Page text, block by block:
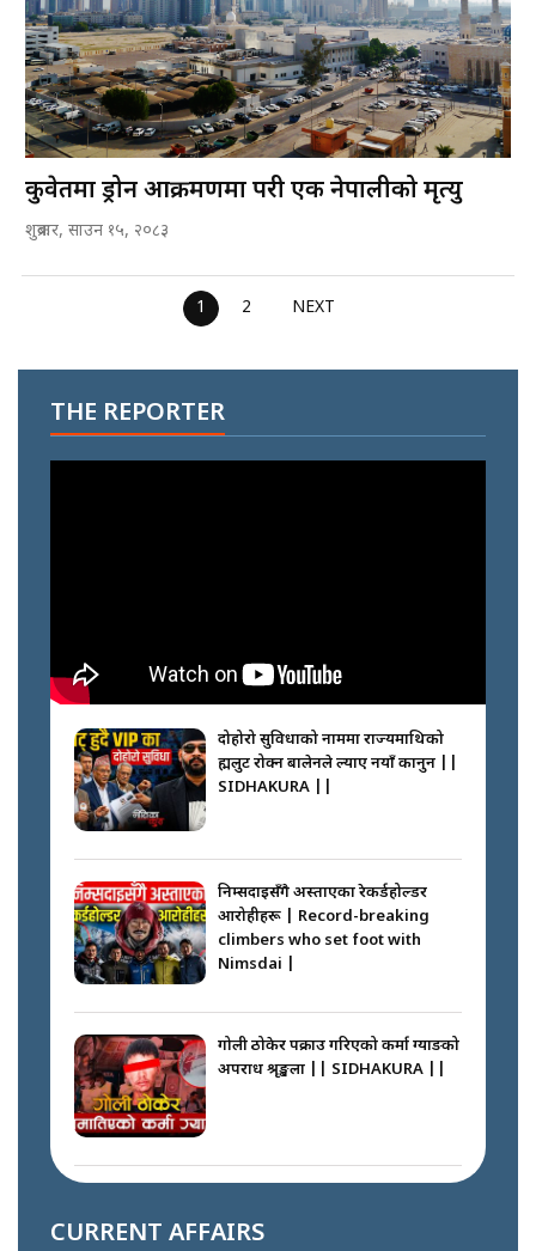
कुवेतमा ड्रोन आक्रमणमा परी एक नेपालीको मृत्यु
शुक्रबार, साउन १५, २०८३
1 2 NEXT
THE REPORTER
दोहोरो सुविधाको नाममा राज्यमाथिको
ब्रह्मलुट रोक्न बालेनले ल्याए नयाँ कानुन ||
SIDHAKURA ||
निम्सदाइसँगै अस्ताएका रेकर्डहोल्डर
आरोहीहरू | Record-breaking
climbers who set foot with
Nimsdai |
गोली ठोकेर पक्राउ गरिएको कर्मा ग्याङको
अपराध श्रृङ्खला || SIDHAKURA ||
सल्किएको आगो निभाउनेहरू ||
CURRENT AFFAIRS